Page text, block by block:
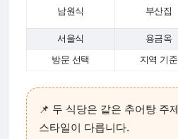
남원식 부산집
서울식 용금옥
방문 선택 지역 기준
📌 두 식당은 같은 추어탕 주
스타일이 다릅니다.